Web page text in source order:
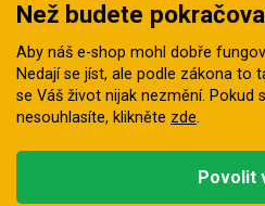
digitální
Než budete
Aby náš e-shop mohl dobře
Nedají se jíst, ale podle zákona to
se Váš život nijak nezmění. Pokud
nesouhlasíte, klikněte zde.
Povolit